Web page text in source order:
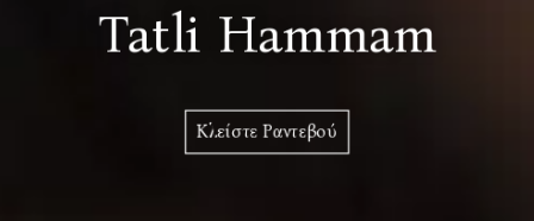
Tatli Hammam
Κλείστε Ραντεβού